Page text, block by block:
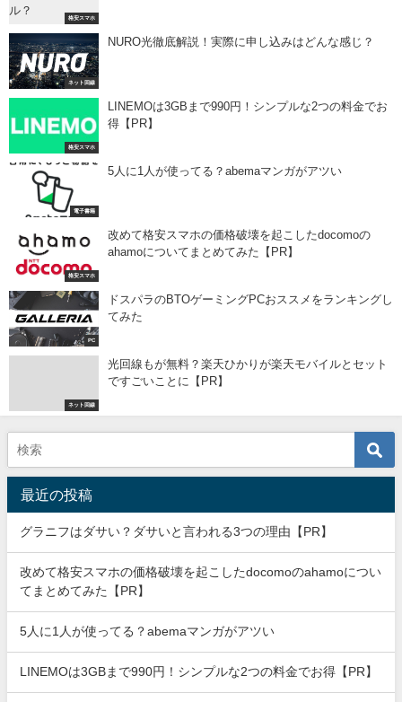
格安スマホ
ネット回線
NURO光徹底解説！実際に申し込みはどんな感じ？
格安スマホ
LINEMOは3GBまで990円！シンプルな2つの料金でお
得【PR】
電子書籍
5人に1人が使ってる？abemaマンガがアツい
格安スマホ
改めて格安スマホの価格破壊を起こしたdocomoの
ahamoについてまとめてみた【PR】
PC
ドスパラのBTOゲーミングPCおススメをランキングし
てみた
ネット回線
光回線もが無料？楽天ひかりが楽天モバイルとセット
ですごいことに【PR】
最近の投稿
グラニフはダサい？ダサいと言われる3つの理由【PR】
改めて格安スマホの価格破壊を起こしたdocomoのahamoについ
てまとめてみた【PR】
5人に1人が使ってる？abemaマンガがアツい
LINEMOは3GBまで990円！シンプルな2つの料金でお得【PR】